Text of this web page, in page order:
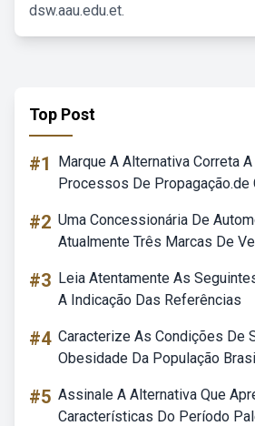
dsw.aau.edu.et.
Top Post
#1
Marque A Alternativa Correta
Processos De Propagação.de
#2 Uma Concessionária De
Atualmente Três Marcas De
#3 Leia Atentamente As
A Indicação Das Referências
#4 Caracterize As Condições De
Obesidade Da População
#5 Assinale A Alternativa Que
Características Do Período